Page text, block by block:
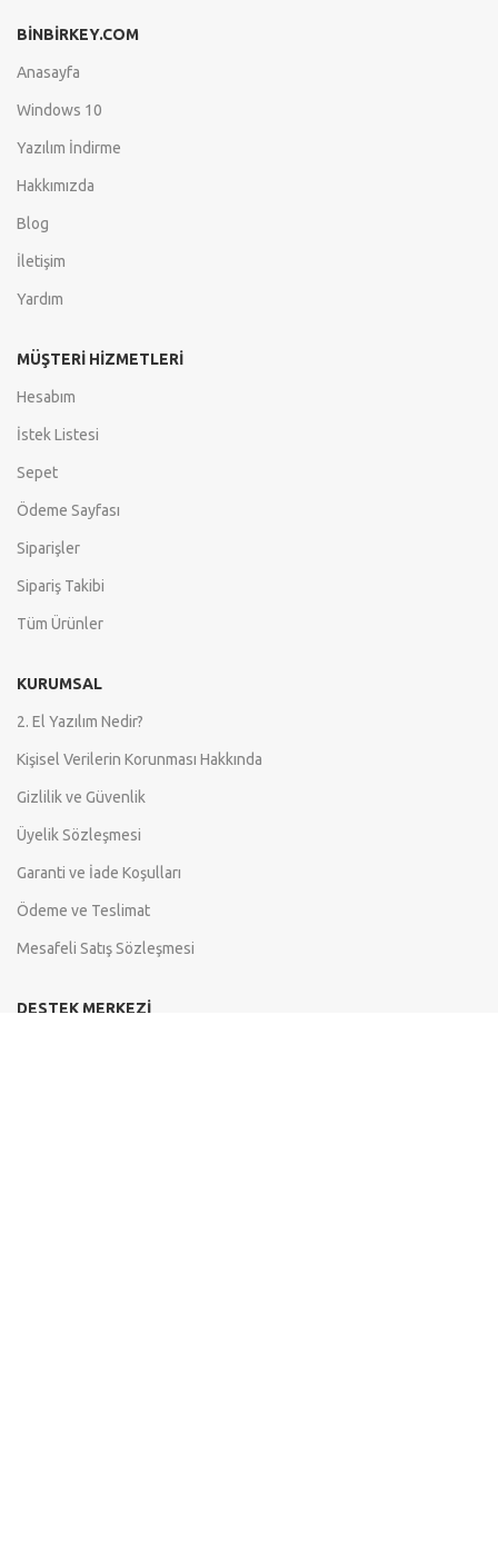
BİNBİRKEY.COM
Anasayfa
Windows 10
Yazılım İndirme
Hakkımızda
Blog
İletişim
Yardım
MÜŞTERI HIZMETLERI
Hesabım
İstek Listesi
Sepet
Ödeme Sayfası
Siparişler
Sipariş Takibi
Tüm Ürünler
KURUMSAL
2. El Yazılım Nedir?
Kişisel Verilerin Korunması Hakkında
Gizlilik ve Güvenlik
Üyelik Sözleşmesi
Garanti ve İade Koşulları
Ödeme ve Teslimat
Mesafeli Satış Sözleşmesi
DESTEK MERKEZI